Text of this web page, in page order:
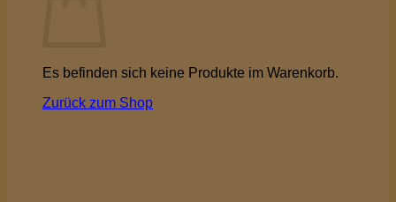
Es befinden sich keine Produkte im Warenkorb.
Zurück zum Shop